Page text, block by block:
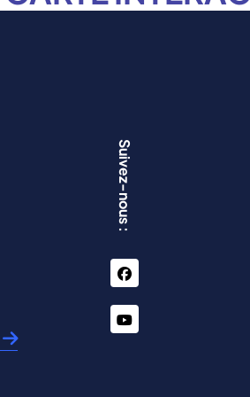
Suivez-nous :
facebook
You